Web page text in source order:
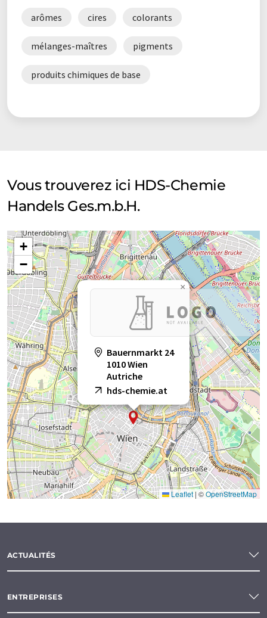
arômes cires colorants
mélanges-maîtres pigments
produits chimiques de base
Vous trouverez ici HDS-Chemie
Handels Ges.m.b.H.
Bauernmarkt 24
1010 Wien
Autriche
hds-chemie.at
×
+
−
Leaflet | ©OpenStreetMap
ACTUALITÉS
ENTREPRISES